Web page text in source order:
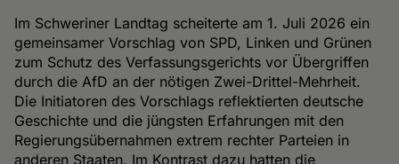
Im Schweriner Landtag scheiterte am 1. Juli 2026 ein
gemeinsamer Vorschlag von SPD, Linken und Grünen
zum Schutz des Verfassungsgerichts vor Übergriffen
durch die AfD an der nötigen Zwei-Drittel-Mehrheit.
Die Initiatoren des Vorschlags reflektierten deutsche
Geschichte und die jüngsten Erfahrungen mit den
Regierungsübernahmen extrem rechter Parteien in
anderen Staaten. Im Kontrast dazu hatten die